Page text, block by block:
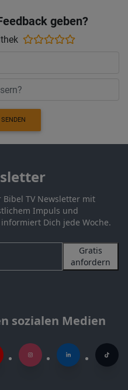
geben?
TV Newsletter mit
Impuls und
Dich jede Woche.
Gratis
anfordern
sozialen Medien